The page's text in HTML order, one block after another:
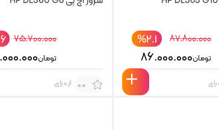
۸۷.۸۰۰.۰۰۰
تومان۸۶.۰۰۰.۰۰۰
%۲.۱ ۷۵.۷۰۰.۰۰۰
تومان
0.0 از 0 رای